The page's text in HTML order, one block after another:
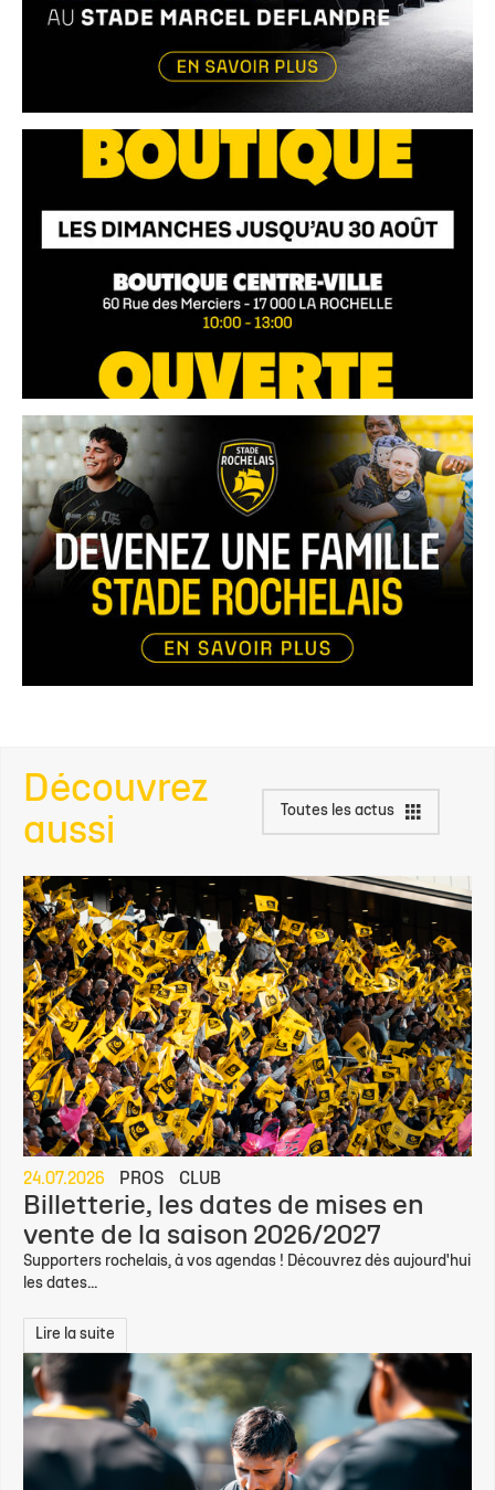
Découvrez
aussi
Toutes les actus
24.07.2026 PROS CLUB
Billetterie, les dates de mises en
vente de la saison 2026/2027
Supporters rochelais, à vos agendas ! Découvrez dès aujourd'hui
les dates...
Lire la suite